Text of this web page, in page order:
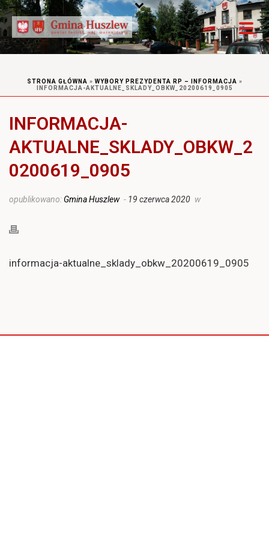
STRONA GŁÓWNA » WYBORY PREZYDENTA RP – INFORMACJA »
INFORMACJA-AKTUALNE_SKLADY_OBKW_20200619_0905
INFORMACJA-
AKTUALNE_SKLADY_OBKW_2
0200619_0905
opublikowano: Gmina Huszlew - 19 czerwca 2020 w
informacja-aktualne_sklady_obkw_20200619_0905